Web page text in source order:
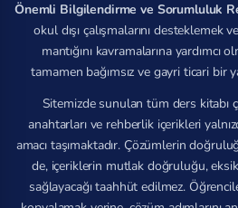
Önemli Bilgilendirme ve Sorumluluk
okul dışı çalışmalarını desteklemek
mantığını kavramalarına yardımcı
tamamen bağımsız ve gayri ticari bir
Sitemizde sunulan tüm ders kitabı
anahtarları ve rehberlik içerikleri
amacı taşımaktadır. Çözümlerin
de, içeriklerin mutlak doğruluğu,
sağlayacağı taahhüt edilmez.